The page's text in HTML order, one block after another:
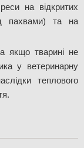
на відкритих
пахвами) та на
якщо тварині не
у ветеринарну
теплового